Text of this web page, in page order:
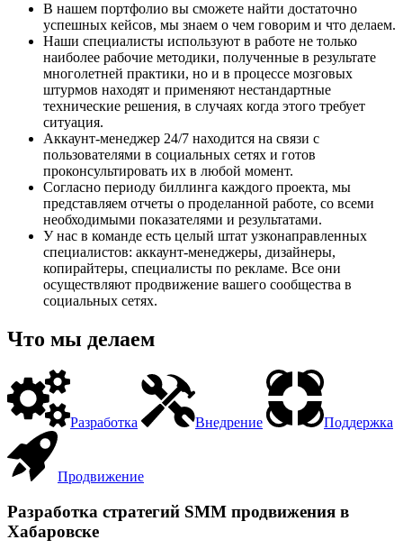
В нашем портфолио вы сможете найти достаточно
успешных кейсов, мы знаем о чем говорим и что делаем.
Наши специалисты используют в работе не только
наиболее рабочие методики, полученные в результате
многолетней практики, но и в процессе мозговых
штурмов находят и применяют нестандартные
технические решения, в случаях когда этого требует
ситуация.
Аккаунт-менеджер 24/7 находится на связи с
пользователями в социальных сетях и готов
проконсультировать их в любой момент.
Согласно периоду биллинга каждого проекта, мы
представляем отчеты о проделанной работе, со всеми
необходимыми показателями и результатами.
У нас в команде есть целый штат узконаправленных
специалистов: аккаунт-менеджеры, дизайнеры,
копирайтеры, специалисты по рекламе. Все они
осуществляют продвижение вашего сообщества в
социальных сетях.
Что мы делаем
Разработка Внедрение Поддержка
Продвижение
Разработка стратегий SMM продвижения в
Хабаровске